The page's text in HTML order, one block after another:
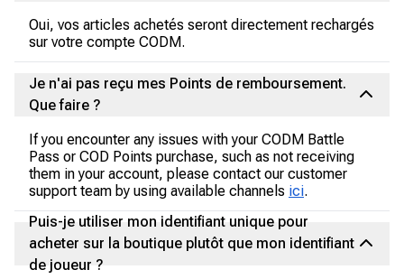
Oui, vos articles achetés seront directement rechargés
sur votre compte CODM.
Je n'ai pas reçu mes Points de remboursement.
Que faire ?
If you encounter any issues with your CODM Battle
Pass or COD Points purchase, such as not receiving
them in your account, please contact our customer
support team by using available channels ici.
Puis-je utiliser mon identifiant unique pour
acheter sur la boutique plutôt que mon identifiant
de joueur ?